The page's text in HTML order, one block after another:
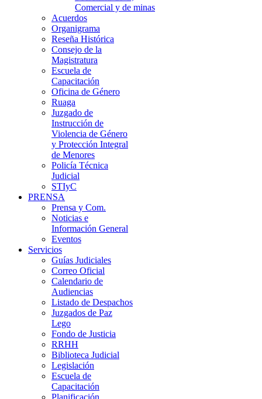
Comercial y de minas
Acuerdos
Organigrama
Reseña Histórica
Consejo de la
Magistratura
Escuela de
Capacitación
Oficina de Género
Ruaga
Juzgado de
Instrucción de
Violencia de Género
y Protección Integral
de Menores
Policía Técnica
Judicial
STIyC
PRENSA
Prensa y Com.
Noticias e
Información General
Eventos
Servicios
Guías Judiciales
Correo Oficial
Calendario de
Audiencias
Listado de Despachos
Juzgados de Paz
Lego
Fondo de Justicia
RRHH
Biblioteca Judicial
Legislación
Escuela de
Capacitación
Planificación